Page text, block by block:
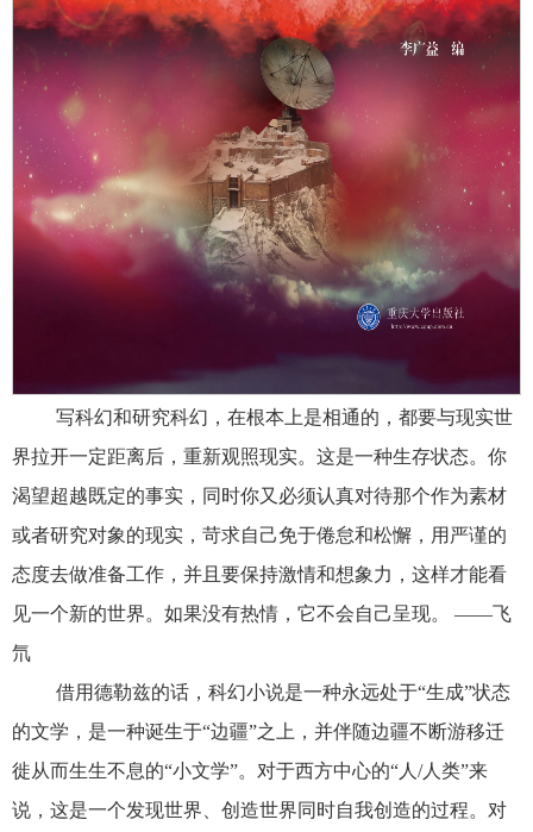
写科幻和研究科幻，在根本上是相通的，都要与现实世
界拉开一定距离后，重新观照现实。这是一种生存状态。你
渴望超越既定的事实，同时你又必须认真对待那个作为素材
或者研究对象的现实，苛求自己免于倦怠和松懈，用严谨的
态度去做准备工作，并且要保持激情和想象力，这样才能看
见一个新的世界。如果没有热情，它不会自己呈现。 ——飞
氘
借用德勒兹的话，科幻小说是一种永远处于“生成”状态
的文学，是一种诞生于“边疆”之上，并伴随边疆不断游移迁
徙从而生生不息的“小文学”。对于西方中心的“人/人类”来
说，这是一个发现世界、创造世界同时自我创造的过程。对